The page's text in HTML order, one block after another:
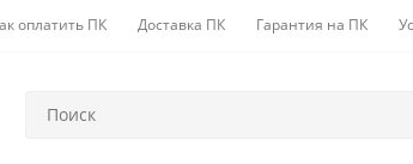
оплатить ПК Доставка ПК Гарантия на ПК